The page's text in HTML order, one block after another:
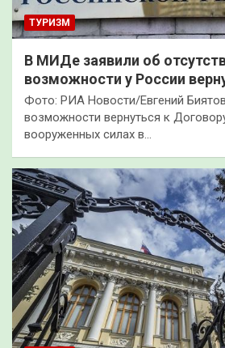
ТУРИЗМ
В МИДе заявили об
возможности у России
Фото: РИА Новости/Евгений
возможности вернуться к
вооруженных силах в…